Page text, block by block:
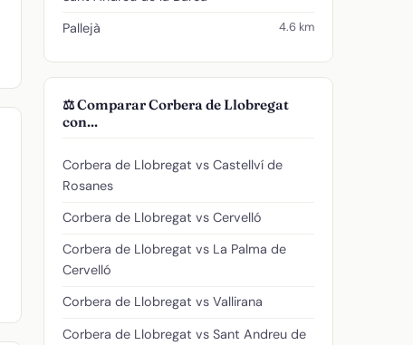
Pallejà 4.6 km
⚖️ Comparar Corbera de Llobregat
con...
Corbera de Llobregat vs Castellví de
Rosanes
Corbera de Llobregat vs Cervelló
Corbera de Llobregat vs La Palma de
Cervelló
Corbera de Llobregat vs Vallirana
Corbera de Llobregat vs Sant Andreu de